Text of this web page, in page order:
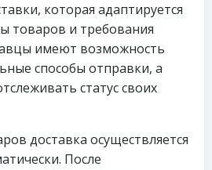
которая адаптируется
товаров и требования
имеют возможность
способы отправки, а
статус своих
доставка осуществляется
После